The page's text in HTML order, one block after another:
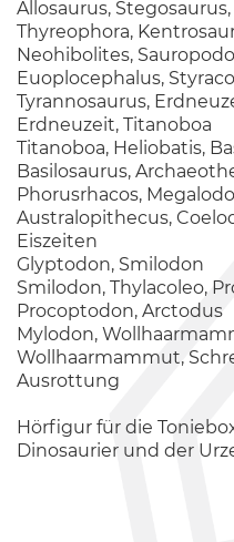
Allosaurus,
Thyreophora,
Neohibolites,
Euoplocephalus,
Tyrannosaurus,
Erdneuzeit, Titanoboa
Titanoboa, Heliobatis,
Basilosaurus,
Phorusrhacos,
Australopithecus,
Eiszeiten
Glyptodon, Smilodon
Smilodon, Thylacoleo,
Procoptodon, Arctodus
Mylodon,
Wollhaarmammut,
Ausrottung
Hörfigur für die
Dinosaurier und der